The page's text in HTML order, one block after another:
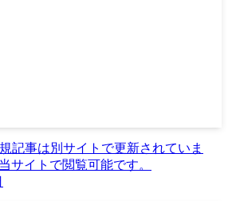
記事は別サイトで更新されていま
サイトで閲覧可能です。